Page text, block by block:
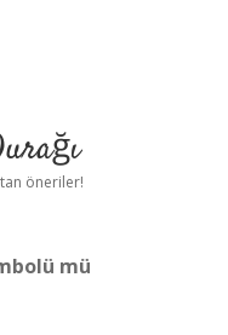
öneriler!
mü